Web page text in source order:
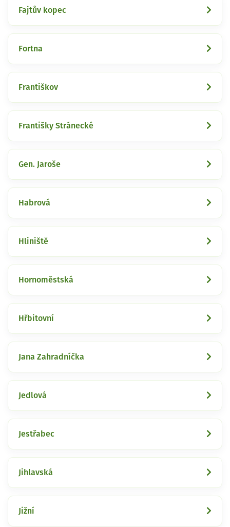
Fajtův kopec
Fortna
Františkov
Františky Stránecké
Gen. Jaroše
Habrová
Hliniště
Hornoměstská
Hřbitovní
Jana Zahradníčka
Jedlová
Jestřabec
Jihlavská
Jižní